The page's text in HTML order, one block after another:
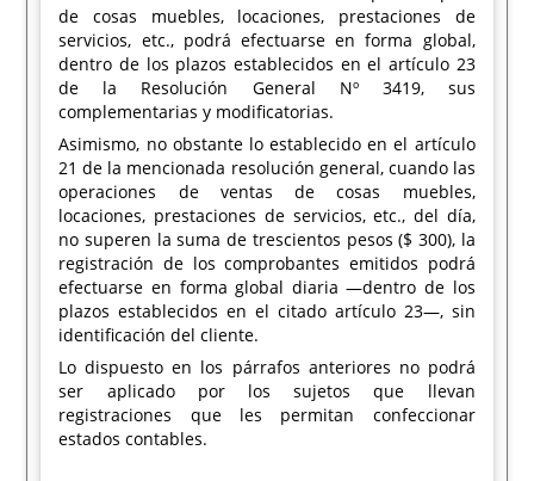
de cosas muebles, locaciones, prestaciones de
servicios, etc., podrá efectuarse en forma global,
dentro de los plazos establecidos en el artículo 23
de la Resolución General Nº 3419, sus
complementarias y modificatorias.
Asimismo, no obstante lo establecido en el artículo
21 de la mencionada resolución general, cuando las
operaciones de ventas de cosas muebles,
locaciones, prestaciones de servicios, etc., del día,
no superen la suma de trescientos pesos ($ 300), la
registración de los comprobantes emitidos podrá
efectuarse en forma global diaria —dentro de los
plazos establecidos en el citado artículo 23—, sin
identificación del cliente.
Lo dispuesto en los párrafos anteriores no podrá
ser aplicado por los sujetos que llevan
registraciones que les permitan confeccionar
estados contables.